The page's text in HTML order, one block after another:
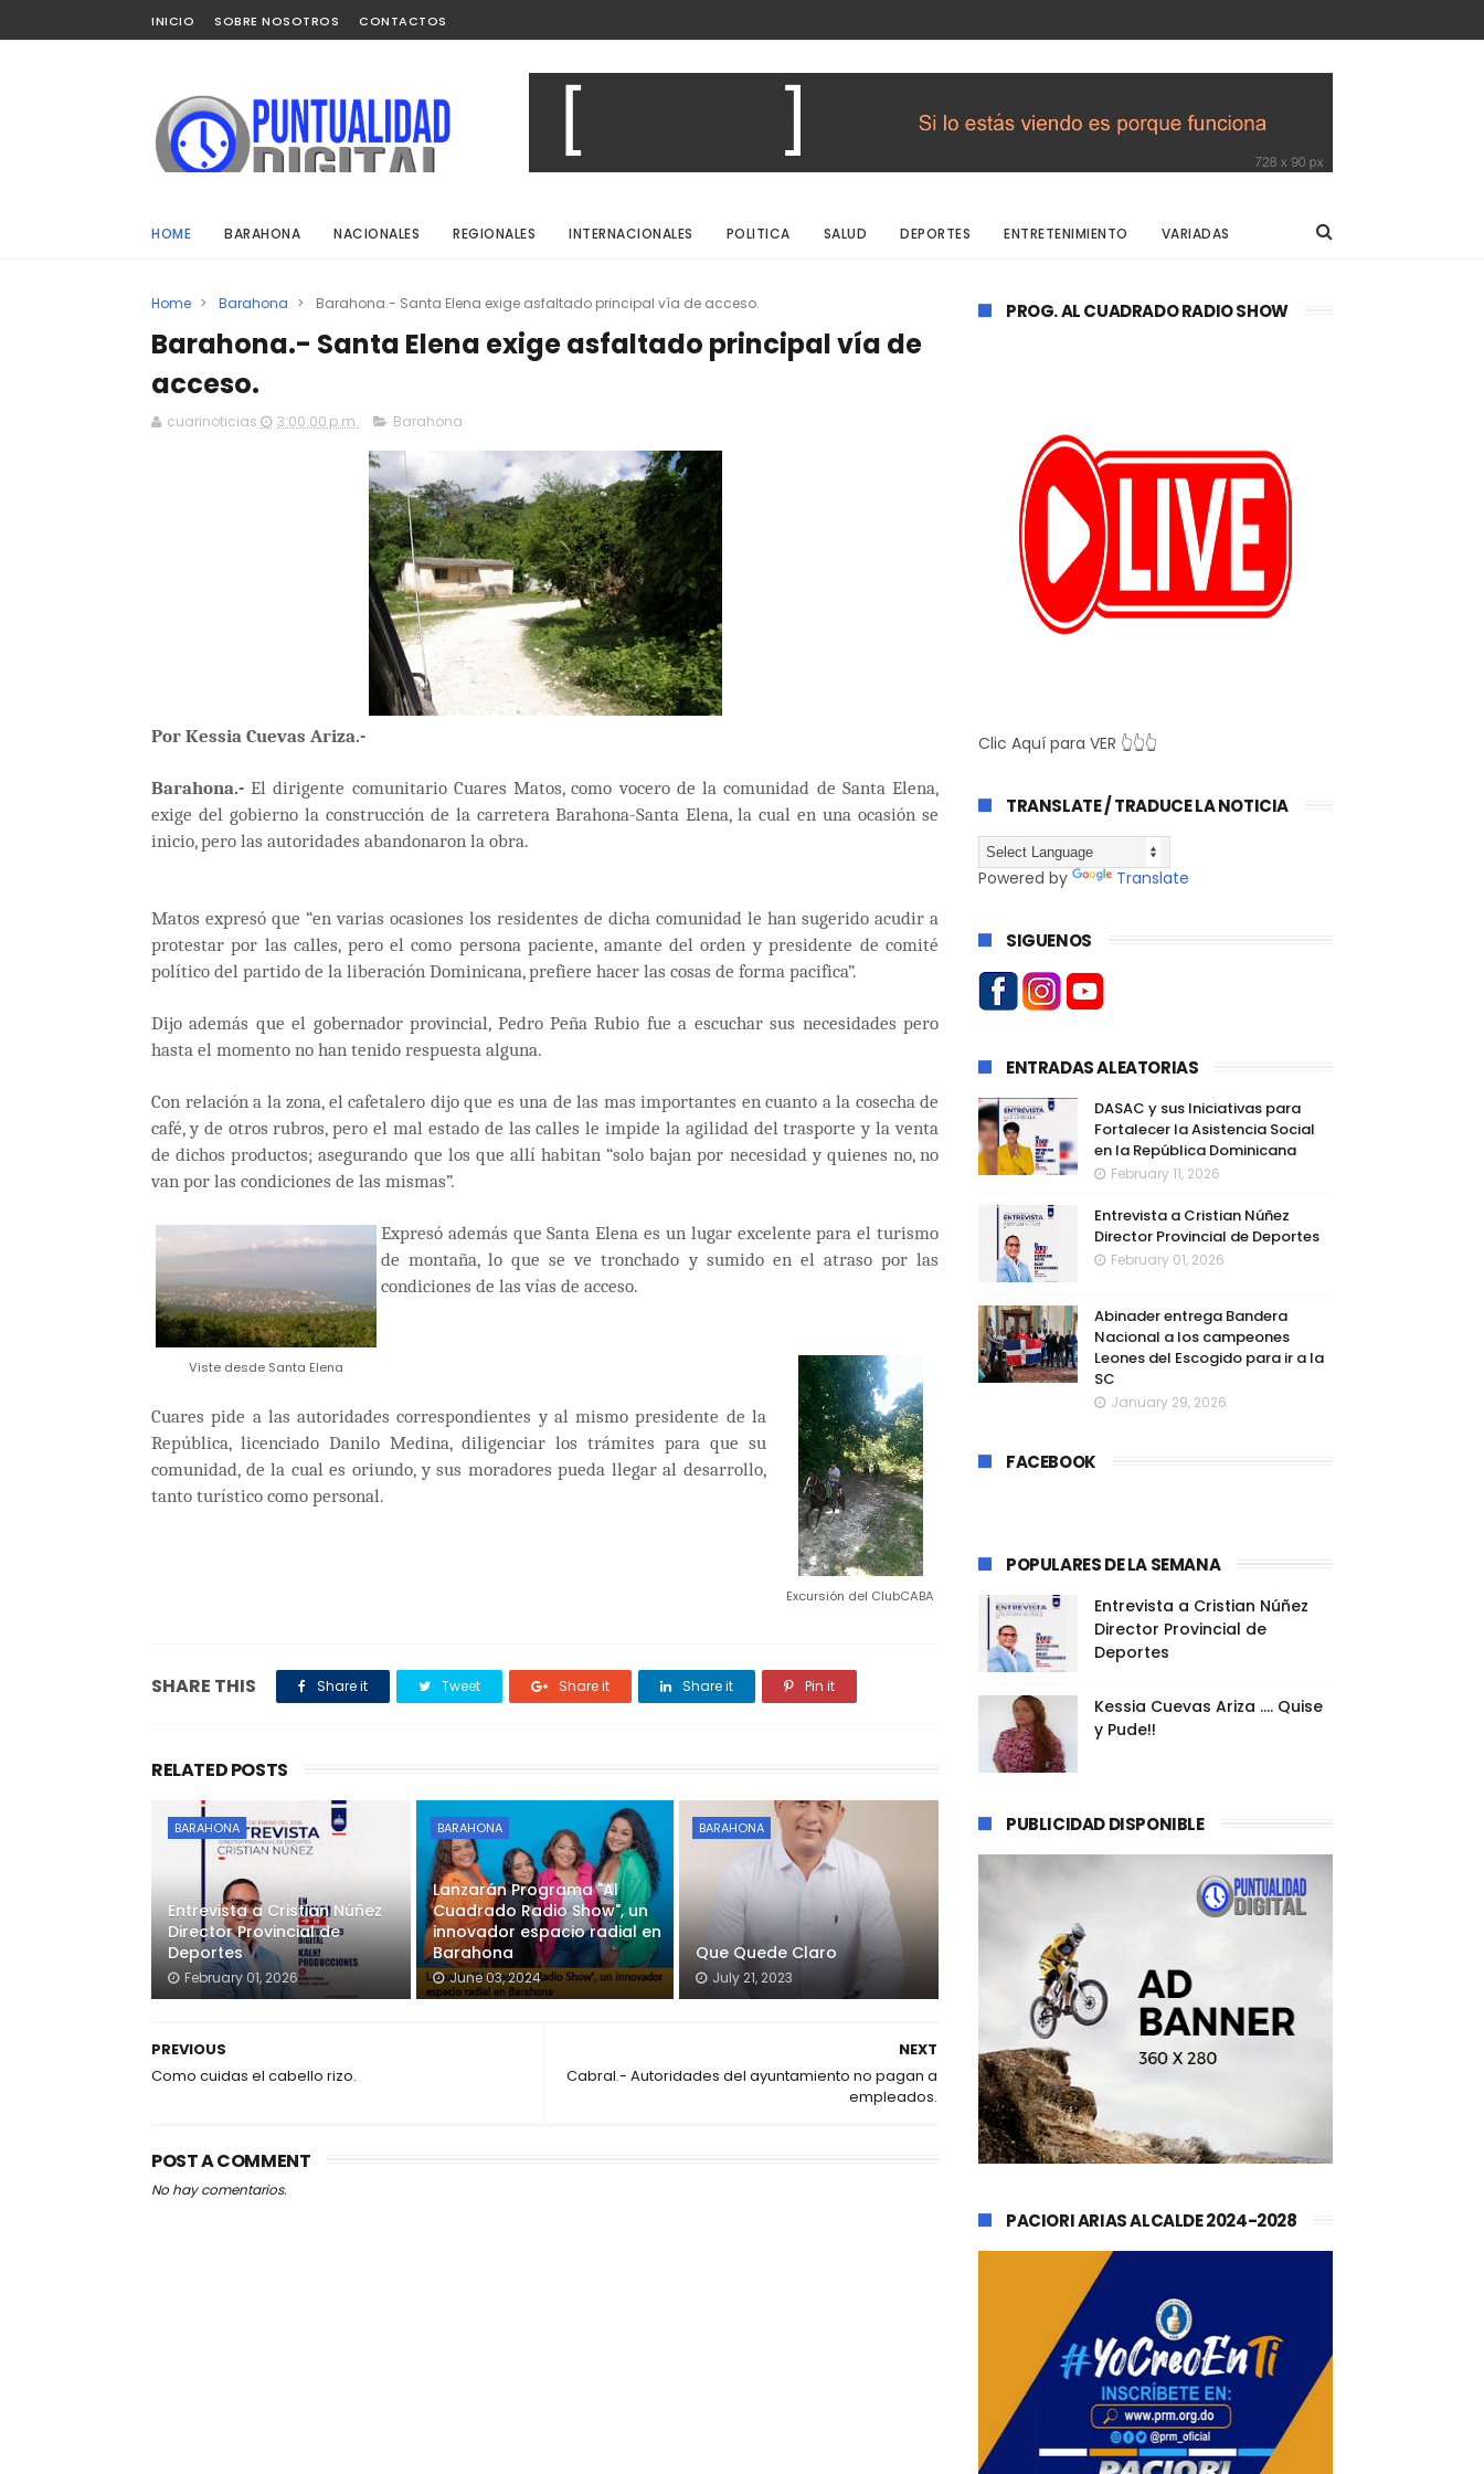
INICIO SOBRE NOSOTROS CONTACTOS
HOME BARAHONA NACIONALES REGIONALES INTERNACIONALES POLITICA SALUD DEPORTES ENTRETENIMIENTO VARIADAS
Home > Barahona > Barahona.- Santa Elena exige asfaltado principal vía de acceso.
Barahona.- Santa Elena exige asfaltado principal vía de
acceso.
cuarinoticias 3:00:00 p.m. Barahona
Por Kessia Cuevas Ariza.-
Barahona.- El dirigente comunitario Cuares Matos, como vocero de la comunidad de Santa Elena,
exige del gobierno la construcción de la carretera Barahona-Santa Elena, la cual en una ocasión se
inicio, pero las autoridades abandonaron la obra.
Matos expresó que “en varias ocasiones los residentes de dicha comunidad le han sugerido acudir a
protestar por las calles, pero el como persona paciente, amante del orden y presidente de comité
político del partido de la liberación Dominicana, prefiere hacer las cosas de forma pacifica”.
Dijo además que el gobernador provincial, Pedro Peña Rubio fue a escuchar sus necesidades pero
hasta el momento no han tenido respuesta alguna.
Con relación a la zona, el cafetalero dijo que es una de las mas importantes en cuanto a la cosecha de
café, y de otros rubros, pero el mal estado de las calles le impide la agilidad del trasporte y la venta
de dichos productos; asegurando que los que allí habitan “solo bajan por necesidad y quienes no, no
van por las condiciones de las mismas”.
Viste desde Santa Elena
Expresó además que Santa Elena es un lugar excelente para el turismo
de montaña, lo que se ve tronchado y sumido en el atraso por las
condiciones de las vías de acceso.
Excursión del ClubCABA
Cuares pide a las autoridades correspondientes y al mismo presidente de la
República, licenciado Danilo Medina, diligenciar los trámites para que su
comunidad, de la cual es oriundo, y sus moradores pueda llegar al desarrollo,
tanto turístico como personal.
SHARE THIS Share it Tweet Share it Share it Pin it
RELATED POSTS
BARAHONA
Entrevista a Cristian Núñez
Director Provincial de
Deportes
February 01, 2026
BARAHONA
Lanzarán Programa "Al
Cuadrado Radio Show", un
innovador espacio radial en
Barahona
June 03, 2024
BARAHONA
Que Quede Claro
July 21, 2023
NEXT
Cabral.- Autoridades del ayuntamiento no pagan a
empleados.
PREVIOUS
Como cuidas el cabello rizo.
POST A COMMENT
No hay comentarios.
PROG. AL CUADRADO RADIO SHOW
Clic Aquí para VER 👆👆👆
TRANSLATE / TRADUCE LA NOTICIA
Powered by Translate
SIGUENOS
ENTRADAS ALEATORIAS
DASAC y sus Iniciativas para
Fortalecer la Asistencia Social
en la República Dominicana
February 11, 2026
Entrevista a Cristian Núñez
Director Provincial de Deportes
February 01, 2026
Abinader entrega Bandera
Nacional a los campeones
Leones del Escogido para ir a la
SC
January 29, 2026
FACEBOOK
POPULARES DE LA SEMANA
Entrevista a Cristian Núñez
Director Provincial de
Deportes
Kessia Cuevas Ariza .... Quise
y Pude!!
PUBLICIDAD DISPONIBLE
PACIORI ARIAS ALCALDE 2024-2028